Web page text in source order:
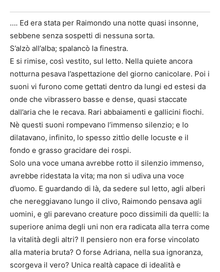
…. Ed era stata per Raimondo una notte quasi insonne,
sebbene senza sospetti di nessuna sorta.
S’alzò all’alba; spalancò la finestra.
E si rimise, così vestito, sul letto. Nella quiete ancora
notturna pesava l’aspettazione del giorno canicolare. Poi i
suoni vi furono come gettati dentro da lungi ed estesi da
onde che vibrassero basse e dense, quasi staccate
dall’aria che le recava. Rari abbaiamenti e gallicini fiochi.
Nè questi suoni rompevano l’immenso silenzio; e lo
dilatavano, infinito, lo spesso zittìo delle locuste e il
fondo e grasso gracidare dei rospi.
Solo una voce umana avrebbe rotto il silenzio immenso,
avrebbe ridestata la vita; ma non si udiva una voce
d’uomo. E guardando di là, da sedere sul letto, agli alberi
che nereggiavano lungo il clivo, Raimondo pensava agli
uomini, e gli parevano creature poco dissimili da quelli: la
superiore anima degli uni non era radicata alla terra come
la vitalità degli altri? Il pensiero non era forse vincolato
alla materia bruta? O forse Adriana, nella sua ignoranza,
scorgeva il vero? Unica realtà capace di idealità e